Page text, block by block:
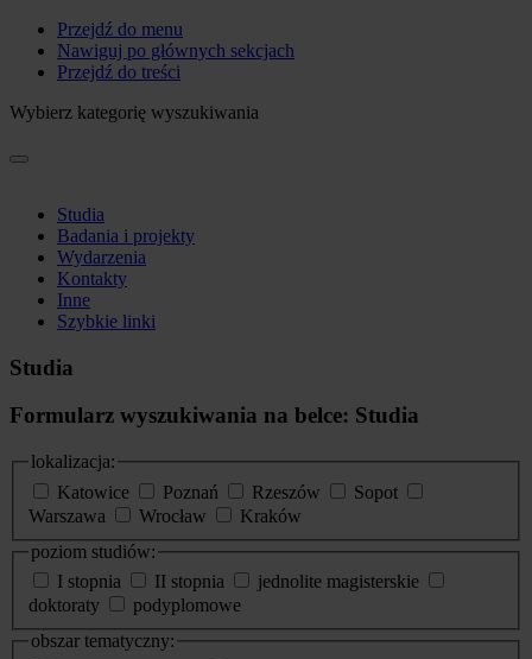
Przejdź do menu
Nawiguj po głównych sekcjach
Przejdź do treści
Wybierz kategorię wyszukiwania
Studia
Badania i projekty
Wydarzenia
Kontakty
Inne
Szybkie linki
Studia
Formularz wyszukiwania na belce: Studia
lokalizacja:
Katowice
Poznań Rzeszów
Sopot
Warszawa
Wrocław
Kraków
poziom studiów:
I stopnia
II stopnia
jednolite magisterskie
doktoraty
podyplomowe
obszar tematyczny: